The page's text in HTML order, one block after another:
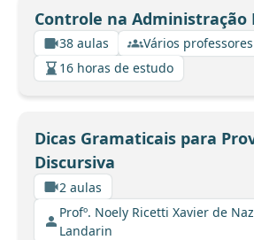
Controle na Administração
38 aulas
Vários professores
16 horas de estudo
Dicas Gramaticais para
Discursiva
2 aulas
Profº. Noely Ricetti Xavier de
Landarin